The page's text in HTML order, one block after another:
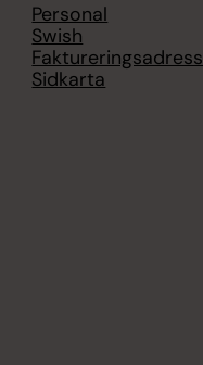
Personal
Swish
Faktureringsadress
Sidkarta